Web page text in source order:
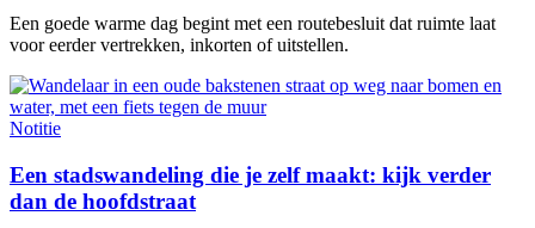
Een goede warme dag begint met een routebesluit dat ruimte laat
voor eerder vertrekken, inkorten of uitstellen.
Notitie
Een stadswandeling die je zelf maakt: kijk verder
dan de hoofdstraat